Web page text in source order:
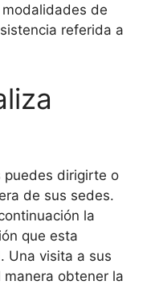
de
referida a
puedes dirigirte o
de sus sedes.
la
que esta
Una visita a sus
obtener la